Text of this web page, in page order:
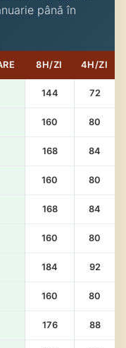
până în
8H/ZI 4H/ZI
144 72
160 80
168 84
160 80
168 84
160 80
184 92
160 80
176 88